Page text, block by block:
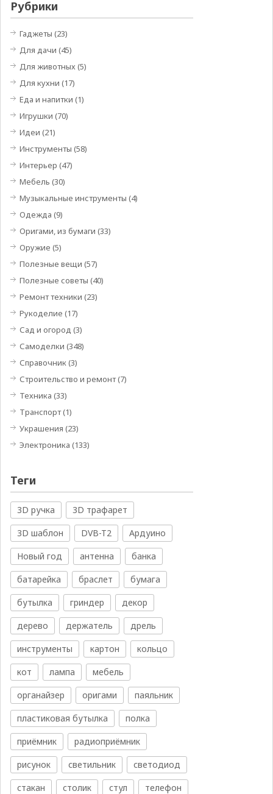
Рубрики
Гаджеты (23)
Для дачи (45)
Для животных(5)
Для кухни (17)
Еда и напитки (1)
Игрушки (70)
Идеи (21)
Инструменты (58)
Интерьер (47)
Мебель (30)
Музыкальные инструменты (4)
Одежда (9)
Оригами, из бумаги (33)
Оружие (5)
Полезные вещи (57)
Полезные советы (40)
Ремонт техники (23)
Рукоделие (17)
Сад и огород (3)
Самоделки (348)
Справочник(3)
Строительство и ремонт(7)
Техника (33)
Транспорт(1)
Украшения (23)
Электроника (133)
Теги
3D ручка
3D трафарет
3D шаблон
DVB-T2
Ардуино
Новый год
антенна
банка
батарейка
браслет
бумага
бутылка
гриндер
декор
дерево
держатель
дрель
инструменты
картон
кольцо
кот
лампа
мебель
органайзер
оригами
паяльник
пластиковая бутылка
полка
приёмник
радиоприёмник
рисунок
светильник
светодиод
стакан
столик стул
телефон